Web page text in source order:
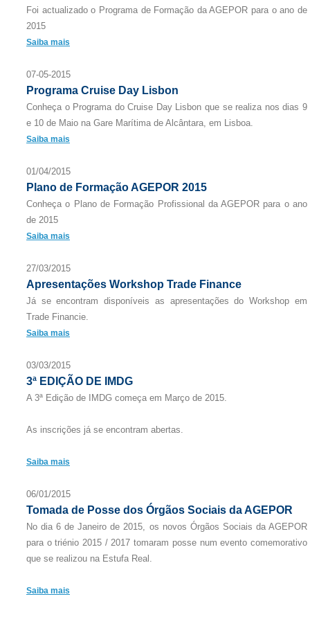
Foi actualizado o Programa de Formação da AGEPOR para o ano de
2015
Saiba mais
07-05-2015
Programa Cruise Day Lisbon
Conheça o Programa do Cruise Day Lisbon que se realiza nos dias 9
e 10 de Maio na Gare Marítima de Alcântara, em Lisboa.
Saiba mais
01/04/2015
Plano de Formação AGEPOR 2015
Conheça o Plano de Formação Profissional da AGEPOR para o ano
de 2015
Saiba mais
27/03/2015
Apresentações Workshop Trade Finance
Já se encontram disponíveis as apresentações do Workshop em
Trade Financie.
Saiba mais
03/03/2015
3ª EDIÇÃO DE IMDG
A 3ª Edição de IMDG começa em Março de 2015.
As inscrições já se encontram abertas.
Saiba mais
06/01/2015
Tomada de Posse dos Órgãos Sociais da AGEPOR
No dia 6 de Janeiro de 2015, os novos Órgãos Sociais da AGEPOR
para o triénio 2015 / 2017 tomaram posse num evento comemorativo
que se realizou na Estufa Real.
Saiba mais